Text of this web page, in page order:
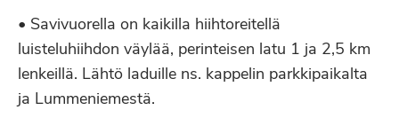
• Savivuorella on kaikilla hiihtoreitellä
luisteluhiihdon väylää, perinteisen latu 1 ja 2,5 km
lenkeillä. Lähtö laduille ns. kappelin parkkipaikalta
ja Lummeniemestä.